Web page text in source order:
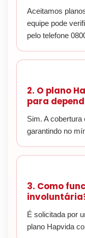
Aceitamos
equipe pode
pelo telefone
2. O plano
para
Sim. A cobertura
garantindo no
3. Como
É solicitada por
plano Hapvida